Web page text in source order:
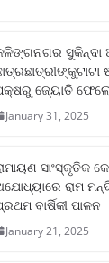
ସୁକିନ୍ଦା
ଜ୍ୟୋତି
January 31, 2025
ସାଂସ୍କୃତିକ
ରାମ
ବାର୍ଷିକୀ ପାଳନ
January 21, 2025